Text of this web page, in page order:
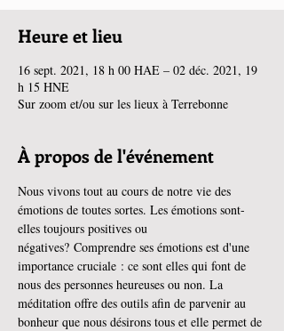
Heure et lieu
16 sept. 2021, 18 h 00 HAE – 02 déc. 2021, 19
h 15 HNE
Sur zoom et/ou sur les lieux à Terrebonne
À propos de l'événement
Nous vivons tout au cours de notre vie des
émotions de toutes sortes. Les émotions sont-
elles toujours positives ou
négatives? Comprendre ses émotions est d'une
importance cruciale : ce sont elles qui font de
nous des personnes heureuses ou non. La
méditation offre des outils afin de parvenir au
bonheur que nous désirons tous et elle permet de